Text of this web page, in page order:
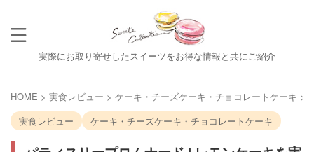
実際にお取り寄せしたスイーツをお得な情報と共にご紹介
HOME > 実食レビュー > ケーキ・チーズケーキ・チョコレートケーキ >
実食レビュー
ケーキ・チーズケーキ・チョコレートケーキ